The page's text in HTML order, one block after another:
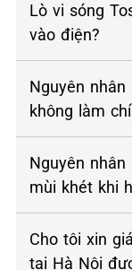
Lò vi sóng
vào điện?
Nguyên nhân
không làm
Nguyên
mùi khét khi
Cho tôi xin
tại Hà Nội